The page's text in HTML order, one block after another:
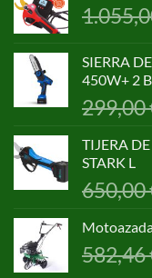
SIERRA
450W+ 2
299,00
TIJERA
STARK L
650,00
582,46